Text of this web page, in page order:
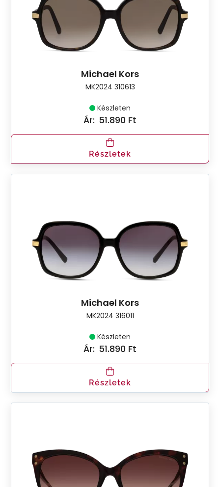
Michael Kors
MK2024 310613
Készleten
Ár: 51.890 Ft
Részletek
Michael Kors
MK2024 316011
Készleten
Ár: 51.890 Ft
Részletek